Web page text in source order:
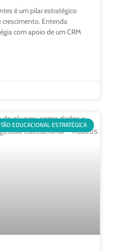
é um pilar estratégico
crescimento. Entenda
com apoio de um CRM
EDUCACIONAL ESTRATÉGICA